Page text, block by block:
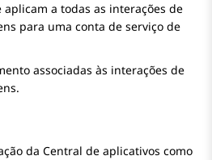
a todas as interações de
para uma conta de serviço de
associadas às interações de
da Central de aplicativos como